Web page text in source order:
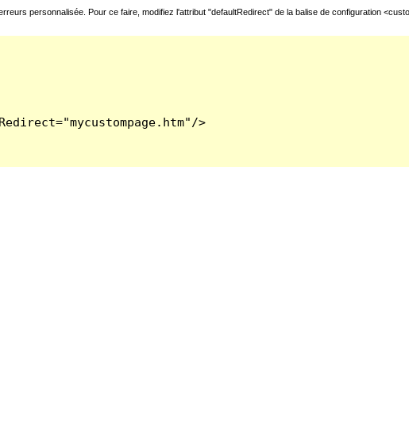
personnalisée. Pour ce faire, modifiez l'attribut "defaultRedirect" de la balise de configuration
>